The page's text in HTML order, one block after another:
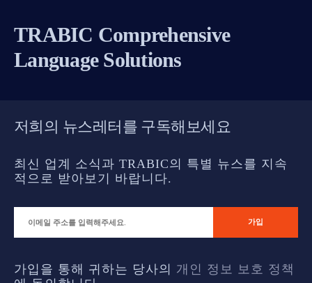
매
김
TRABIC Comprehensive
Language Solutions
저희의 뉴스레터를 구독해보세요
최신 업계 소식과 TRABIC의 특별 뉴스를 지속
적으로 받아보기 바랍니다.
가입을 통해 귀하는 당사의 개인 정보 보호 정책